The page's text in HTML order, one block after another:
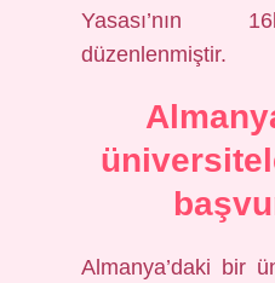
Yasası’nın
düzenlenmiştir.
Almanya’daki bir